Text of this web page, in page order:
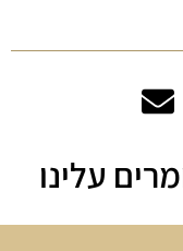
עלינו